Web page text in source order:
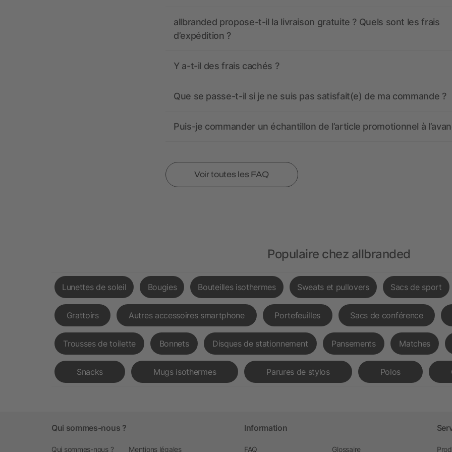
allbranded propose-t-il la livraison gratuite ? Quels sont les frais
d’expédition ?
Y a-t-il des frais cachés ?
Que se passe-t-il si je ne suis pas satisfait(e) de ma commande ?
Puis-je commander un échantillon de l’article promotionnel à
Voir toutes les FAQ
Populaire chez allbranded
Lunettes de soleil Bougies Bouteilles isothermes Sweats et pullovers Sacs de sport
Grattoirs Autres accessoires smartphone Portefeuilles Sacs de conférence
Trousses de toilette Bonnets Disques de stationnement Pansements Matches
Snacks Mugs isothermes Parures de stylos Polos
Qui sommes-nous ?
Qui sommes-nous ? Mentions légales
Information
FAQ Glossaire